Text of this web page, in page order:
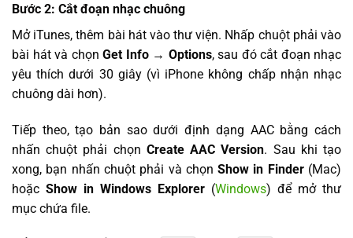
Bước 2: Cắt đoạn nhạc chuông
Mở iTunes, thêm bài hát vào thư viện. Nhấp chuột phải vào
bài hát và chọn Get Info → Options, sau đó cắt đoạn nhạc
yêu thích dưới 30 giây (vì iPhone không chấp nhận nhạc
chuông dài hơn).
Tiếp theo, tạo bản sao dưới định dạng AAC bằng cách
nhấn chuột phải chọn Create AAC Version. Sau khi tạo
xong, bạn nhấn chuột phải và chọnShow in Finder(Mac)
hoặc Show in Windows Explorer (Windows) để mở thư
mục chứa file.